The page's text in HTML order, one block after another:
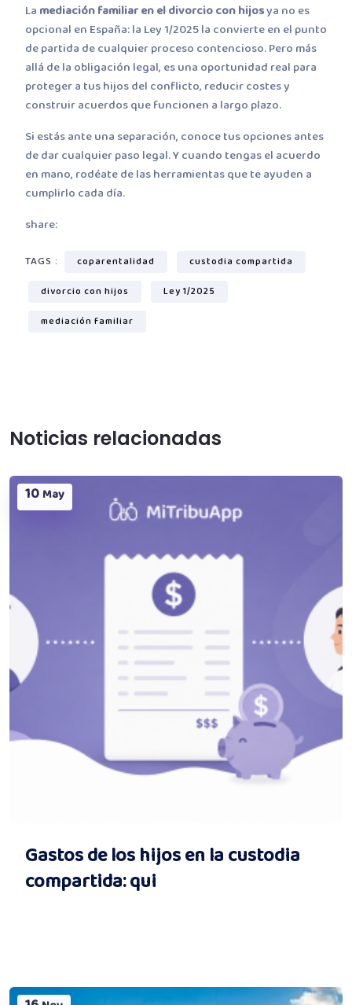
La mediación familiar en el divorcio con hijosya no es
opcional en España: la Ley 1/2025 la convierte en el punto
de partida de cualquier proceso contencioso. Pero más
allá de la obligación legal, es una oportunidad real para
proteger a tus hijos del conflicto, reducir costes y
construir acuerdos que funcionen a largo plazo.
Si estás ante una separación, conoce tus opciones antes
de dar cualquier paso legal. Y cuando tengas el acuerdo
en mano, rodéate de las herramientas que te ayuden a
cumplirlo cada día.
share:
TAGS : coparentalidad
custodia compartida
divorcio con hijos
Ley 1/2025
mediación familiar
Noticias relacionadas
10 May
Gastos de los hijos en la custodia
compartida: qui